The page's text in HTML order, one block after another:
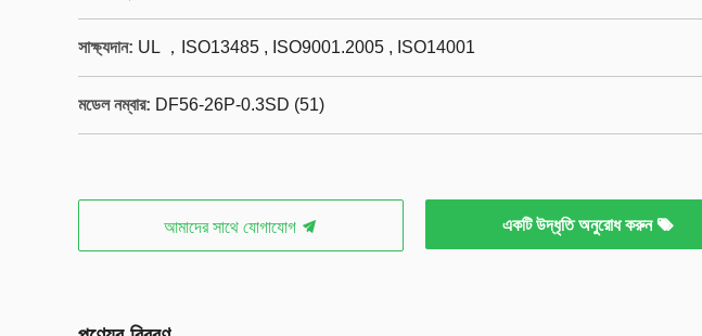
সাক্ষ্যদান: UL ，ISO13485 , ISO9001.2005 , ISO14001
মডেল নম্বার: DF56-26P-0.3SD (51)
আমাদের সাথে যোগাযোগ একটি উদ্ধৃতি অনুরোধ করুন